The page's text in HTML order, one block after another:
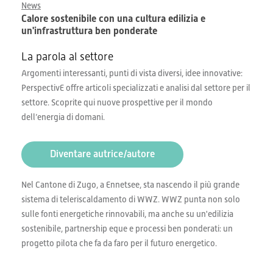
News
Calore sostenibile con una cultura edilizia e
un'infrastruttura ben ponderate
La parola al settore
Argomenti interessanti, punti di vista diversi, idee innovative:
PerspectivE offre articoli specializzati e analisi dal settore per il
settore. Scoprite qui nuove prospettive per il mondo
dell’energia di domani.
Diventare autrice/autore
Nel Cantone di Zugo, a Ennetsee, sta nascendo il più grande
sistema di teleriscaldamento di WWZ. WWZ punta non solo
sulle fonti energetiche rinnovabili, ma anche su un'edilizia
sostenibile, partnership eque e processi ben ponderati: un
progetto pilota che fa da faro per il futuro energetico.